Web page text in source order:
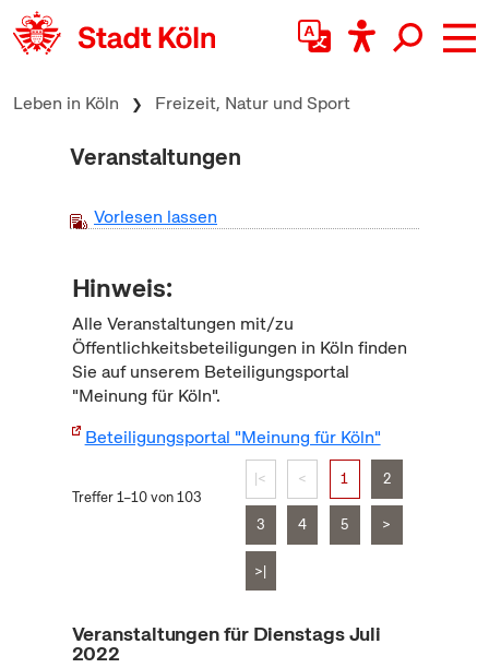
zum Inhalt springen
Leben in Köln Freizeit, Natur und Sport
Veranstaltungen
Vorlesen lassen
Hinweis:
Alle Veranstaltungen mit/zu
Öffentlichkeitsbeteiligungen in Köln finden
Sie auf unserem Beteiligungsportal
"Meinung für Köln".
Beteiligungsportal "Meinung für Köln"
Treffer 1–10 von 103
|< < 1 2
3 4 5 >
>|
Veranstaltungen für Dienstags Juli
2022